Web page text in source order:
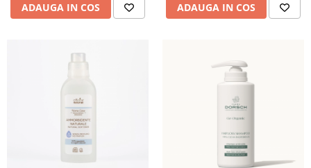
ADAUGA IN COS ADAUGA IN COS